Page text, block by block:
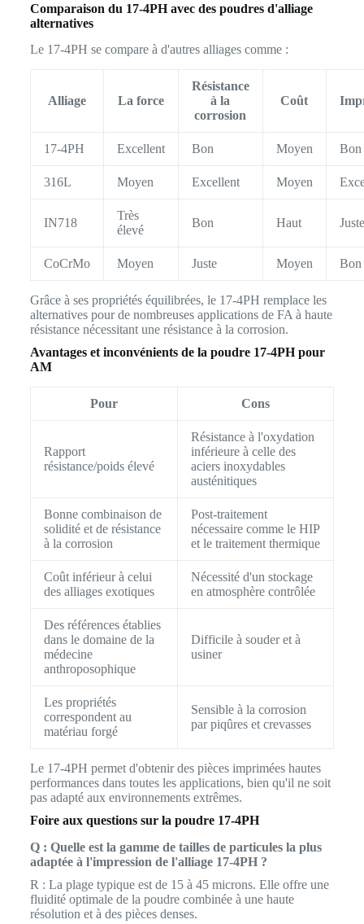
Comparaison du 17-4PH avec des poudres d'alliage
alternatives
Le 17-4PH se compare à d'autres alliages comme :
Alliage La force
Résistance
à la
corrosion
Coût
17-4PH Excellent Bon Moyen Bon
316L Moyen Excellent Moyen
IN718
Très
élevé
Bon Haut Juste
CoCrMo Moyen Juste Moyen Bon
Grâce à ses propriétés équilibrées, le 17-4PH remplace les
alternatives pour de nombreuses applications de FA à haute
résistance nécessitant une résistance à la corrosion.
Avantages et inconvénients de la poudre 17-4PH pour
AM
Pour Cons
Rapport
résistance/poids élevé
Résistance à l'oxydation
inférieure à celle des
aciers inoxydables
austénitiques
Bonne combinaison de
solidité et de résistance
à la corrosion
Post-traitement
nécessaire comme le HIP
et le traitement thermique
Coût inférieur à celui
des alliages exotiques
Nécessité d'un stockage
en atmosphère contrôlée
Des références établies
dans le domaine de la
médecine
anthroposophique
Difficile à souder et à
usiner
Les propriétés
correspondent au
matériau forgé
Sensible à la corrosion
par piqûres et crevasses
Le 17-4PH permet d'obtenir des pièces imprimées hautes
performances dans toutes les applications, bien qu'il ne soit
pas adapté aux environnements extrêmes.
Foire aux questions sur la poudre 17-4PH
Q : Quelle est la gamme de tailles de particules la plus
adaptée à l'impression de l'alliage 17-4PH ?
R : La plage typique est de 15 à 45 microns. Elle offre une
fluidité optimale de la poudre combinée à une haute
résolution et à des pièces denses.